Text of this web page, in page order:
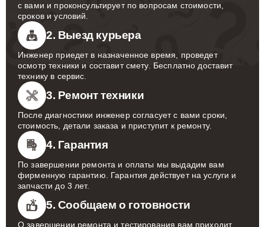
с вами и проконсультирует по вопросам стоимости,
сроков и условий.
2. Выезд курьера
Инженер приедет в назначенное время, проведет
осмотр техники и составит смету. Бесплатно доставит
технику в сервис.
3. Ремонт техники
После диагностики инженер согласует с вами сроки,
стоимость, детали заказа и приступит к ремонту.
4. Гарантия
По завершении ремонта и оплаты мы выдадим вам
фирменную гарантию. Гарантия действует на услуги и
запчасти до 3 лет.
5. Сообщаем о готовности
О завершении ремонта и тестирования вам приходит